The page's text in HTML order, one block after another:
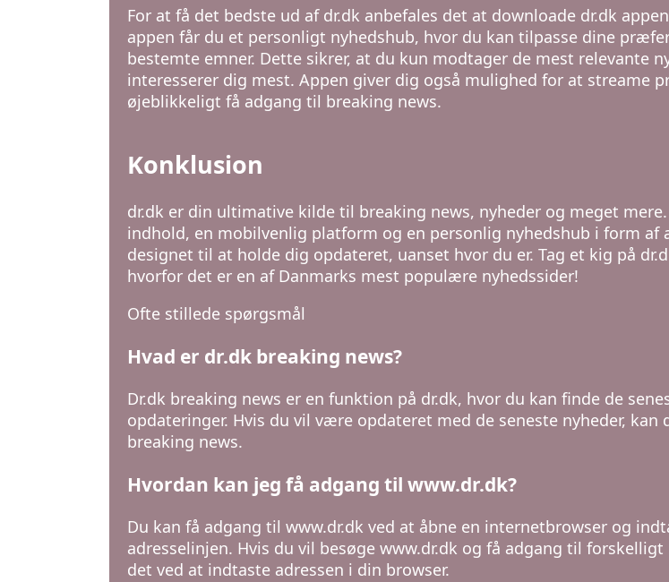
For at få det bedste ud af dr.dk anbefales det at downloade dr.dk
appen får du et personligt nyhedshub, hvor du kan tilpasse dine
bestemte emner. Dette sikrer, at du kun modtager de mest relevante
interesserer dig mest. Appen giver dig også mulighed for at streame
øjeblikkeligt få adgang til breaking news.
Konklusion
dr.dk er din ultimative kilde til breaking news, nyheder og meget
indhold, en mobilvenlig platform og en personlig nyhedshub i form af
designet til at holde dig opdateret, uanset hvor du er. Tag et kig på
hvorfor det er en af Danmarks mest populære nyhedssider!
Ofte stillede spørgsmål
Hvad er dr.dk breaking news?
Dr.dk breaking news er en funktion på dr.dk, hvor du kan finde de
opdateringer. Hvis du vil være opdateret med de seneste nyheder, kan
breaking news.
Hvordan kan jeg få adgang til www.dr.dk?
Du kan få adgang til www.dr.dk ved at åbne en internetbrowser og
adresselinjen. Hvis du vil besøge www.dr.dk og få adgang til
det ved at indtaste adressen i din browser.